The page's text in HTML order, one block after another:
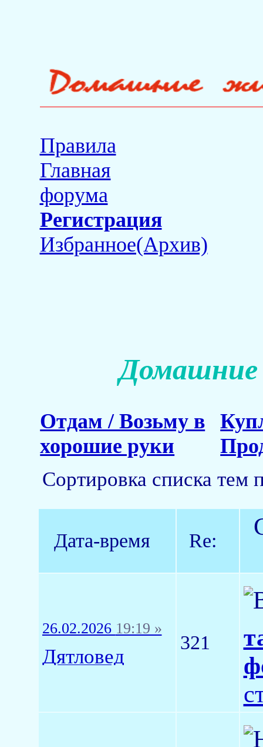
Правила
Главная
форума
Регистрация
Избранное(Архив)
Отдам / Возьму в
хорошие руки
Сортировка списка тем
Дата-время Re:
26.02.2026 19:19 »
Дятловед
321